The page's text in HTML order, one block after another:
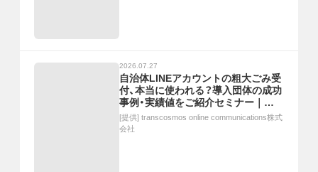
2026.07.27
自治体LINEアカウントの粗大ごみ受
付、本当に使われる？導入団体の成功
事例・実績値をご紹介セミナー｜
8/5(水)15時開催(無料)
[提供] transcosmos online communications株式
会社